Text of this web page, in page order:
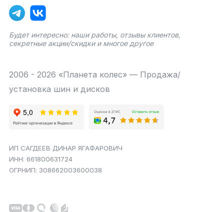
Будет интересно: наши работы, отзывы клиентов,
секретные акции/скидки и многое другое
2006 - 2026 «Планета колес» — Продажа/
установка шин и дисков
ИП САГДЕЕВ ДИНАР ЯГАФАРОВИЧ
ИНН: 661800631724
ОГРНИП: 308662003600038